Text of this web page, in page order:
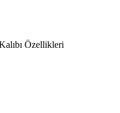
Özellikleri